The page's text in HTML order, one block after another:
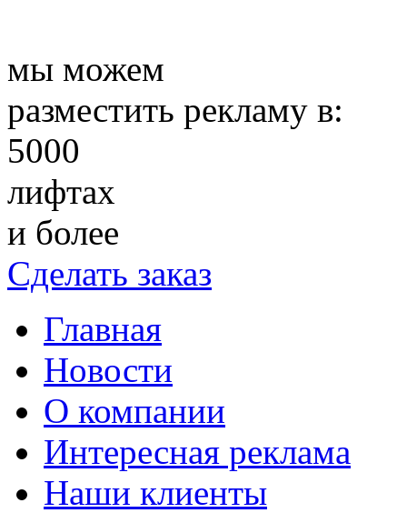
мы можем
разместить рекламу в:
5000
лифтах
и более
Сделать заказ
Главная
Новости
О компании
Интересная реклама
Наши клиенты